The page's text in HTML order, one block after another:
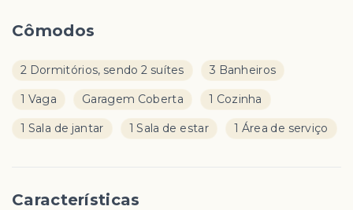
Cômodos
2 Dormitórios, sendo 2 suítes 3 Banheiros
1 Vaga Garagem Coberta 1 Cozinha
1 Sala de jantar 1 Sala de estar 1 Área de serviço
Características